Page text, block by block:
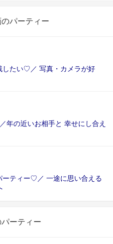
パーティー
したい♡／ 写真・カメラが好
年の近いお相手と 幸せにし合え
ーティー♡／ 一途に思い合える
ーティー